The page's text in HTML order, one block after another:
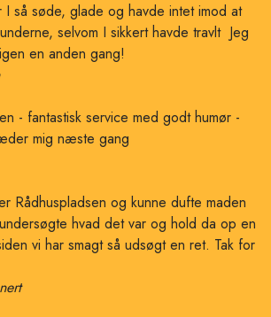
så søde, glade og havde intet imod at
selvom I sikkert havde travlt Jeg
en anden gang!
- fantastisk service med godt humør -
mig næste gang
Rådhuspladsen og kunne dufte maden
hvad det var og hold da op en
vi har smagt så udsøgt en ret. Tak for